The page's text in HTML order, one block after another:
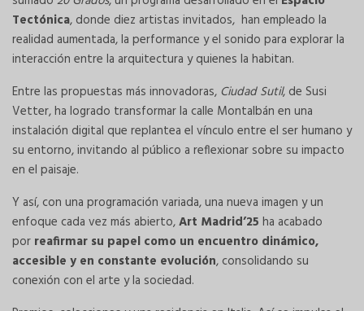
Tectónica, donde diez artistas invitados, han empleado la
realidad aumentada, la performance y el sonido para explorar la
interacción entre la arquitectura y quienes la habitan.
Entre las propuestas más innovadoras, Ciudad Sutil, de Susi
Vetter, ha logrado transformar la calle Montalbán en una
instalación digital que replantea el vínculo entre el ser humano y
su entorno, invitando al público a reflexionar sobre su impacto
en el paisaje.
Y así, con una programación variada, una nueva imagen y un
enfoque cada vez más abierto,Art Madrid’25 ha acabado
por reafirmar su papel como un encuentro dinámico,
accesible y en constante evolución, consolidando su
conexión con el arte y la sociedad.